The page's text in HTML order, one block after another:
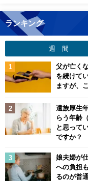
ランキング
週 間
父が亡く
を続けて
ますが、
遺族厚生
らう年齢
と思って
ですか？
娘夫婦が
への負担
るのが普